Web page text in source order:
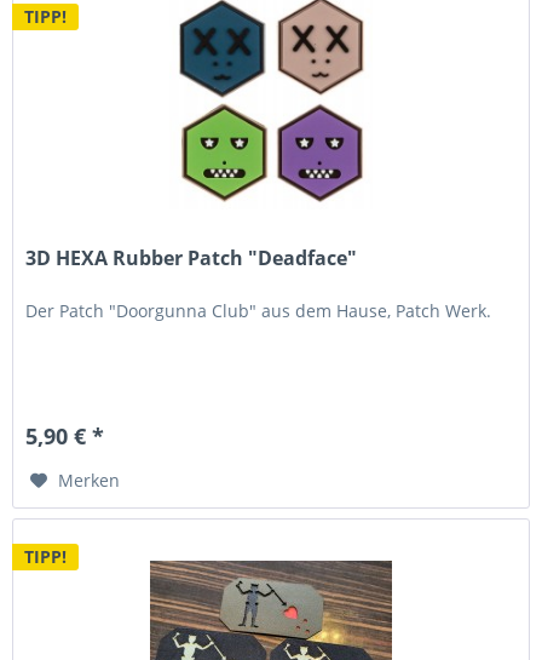
TIPP!
3D HEXA Rubber Patch "Deadface"
Der Patch "Doorgunna Club" aus dem Hause, Patch Werk.
5,90 € *
Merken
TIPP!